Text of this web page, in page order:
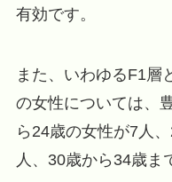
有効です。
また、いわゆるF1層
の女性については、
ら24歳の女性が7人
人、30歳から34歳ま